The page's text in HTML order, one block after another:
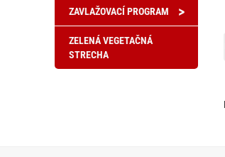
>
ZAVLAŽOVACÍ PROGRAM
ZELENÁ VEGETAČNÁ
STRECHA